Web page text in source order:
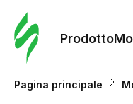
Prodotto
Pagina principale